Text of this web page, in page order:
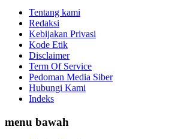
Tentang kami
Redaksi
Kebijakan Privasi
Kode Etik
Disclaimer
Term Of Service
Pedoman Media Siber
Hubungi Kami
Indeks
menu bawah